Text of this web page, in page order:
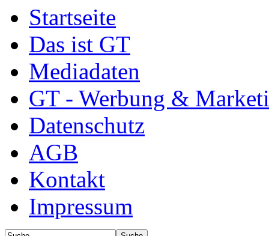
Startseite
Das ist GT
Mediadaten
GT - Werbung &
Datenschutz
AGB
Kontakt
Impressum